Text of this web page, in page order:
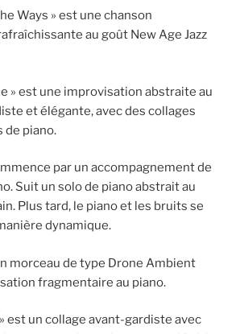
Ways » est une chanson
au goût New Age Jazz
» est une improvisation abstraite au
et élégante, avec des collages
de piano.
par un accompagnement de
Suit un solo de piano abstrait au
Plus tard, le piano et les bruits se
dynamique.
morceau de type Drone Ambient
fragmentaire au piano.
est un collage avant-gardiste avec